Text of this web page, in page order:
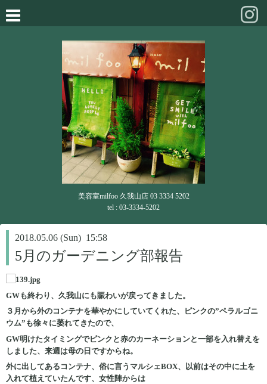
美容室milfoo 久我山店 03 3334 5202
tel : 03-3334-5202
2018.05.06 (Sun) 15:58
5月のガーデニング部報告
GWも終わり、久我山にも賑わいが戻ってきました。
３月から外のコンテナを華やかにしていてくれた、ピンクの”ペラルゴニ
ウム”も徐々に萎れてきたので、
GW明けたタイミングでピンクと赤のカーネーションと一部を入れ替えを
しました、来週は母の日ですからね。
外に出してあるコンテナ、俗に言うマルシェBOX、以前はその中に土を
入れて植えていたんです、女性陣からは